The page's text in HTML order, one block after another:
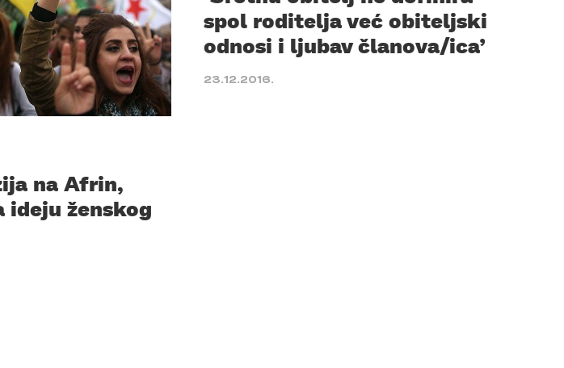
na Afrin,
ideju ženskog
spol roditelja već obiteljski
odnosi i ljubav članova/ica’
23.12.2016.